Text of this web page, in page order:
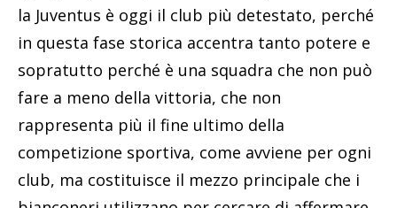
la Juventus è oggi il club più detestato, perché
in questa fase storica accentra tanto potere e
sopratutto perché è una squadra che non può
fare a meno della vittoria, che non
rappresenta più il fine ultimo della
competizione sportiva, come avviene per ogni
club, ma costituisce il mezzo principale che i